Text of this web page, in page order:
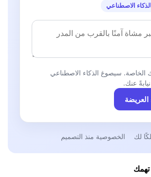
الاصطناعي
الخاصة. سيصوغ الذكاء الاصطناعي
عنك.
العريضة
لك الخصوصية منذ التصميم
تهمك